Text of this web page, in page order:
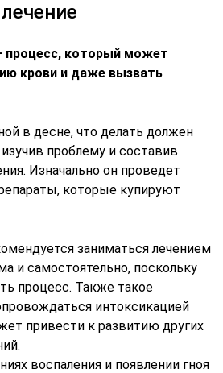
процесс, который может
крови и даже вызвать
в десне, что делать должен
проблему и составив
Изначально он проведет
которые купируют
заниматься лечением
и самостоятельно, поскольку
процесс. Также такое
интоксикацией
привести к развитию других
воспаления и появлении гноя